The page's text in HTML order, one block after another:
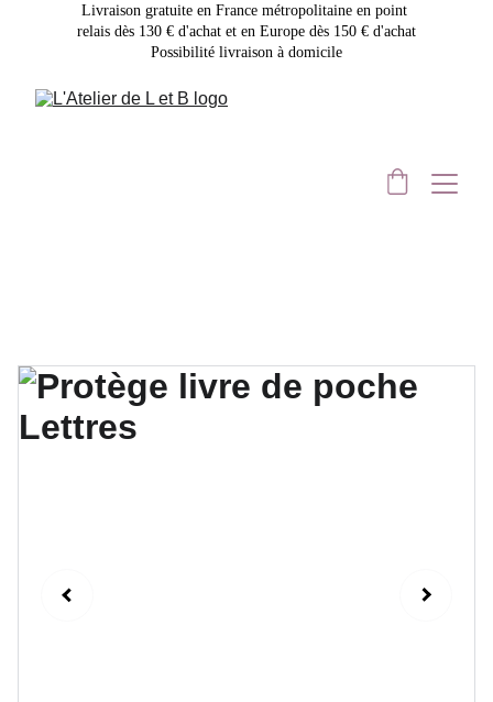
Livraison gratuite en France métropolitaine en point
relais dès 130 € d'achat et en Europe dès 150 € d'achat
Possibilité livraison à domicile